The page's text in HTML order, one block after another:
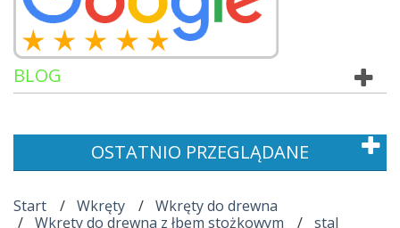
BLOG
OSTATNIO PRZEGLĄDANE
Start Wkręty
Wkręty do drewna
Wkręty do drewna z łbem stożkowym
stal